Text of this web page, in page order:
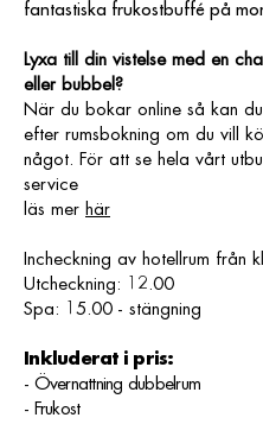
fantastiska frukostbuffé på
Lyxa till din vistelse med en
eller bubbel?
När du bokar online så kan du
efter rumsbokning om du vill
något. För att se hela vårt
service
läs mer här
Incheckning av hotellrum från
Utcheckning: 12.00
Spa: 15.00 - stängning
Inkluderat i pris:
- Övernattning dubbelrum
- Frukost